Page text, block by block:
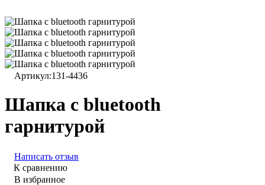
Артикул:131-4436
Шапка с bluetooth
гарнитурой
Написать отзыв
К сравнению
В избранное